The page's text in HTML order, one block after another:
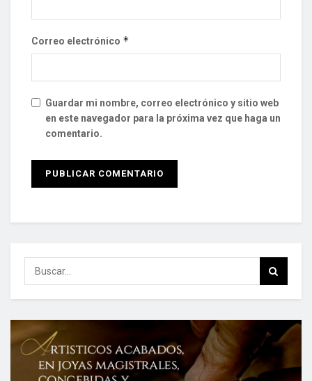
Correo electrónico *
Guardar mi nombre, correo electrónico y sitio web
en este navegador para la próxima vez que haga un
comentario.